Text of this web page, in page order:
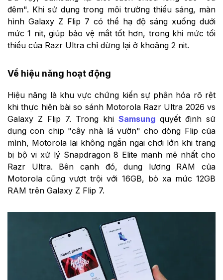
đêm". Khi sử dụng trong môi trường thiếu sáng, màn
hình Galaxy Z Flip 7 có thể hạ độ sáng xuống dưới
mức 1 nit, giúp bảo vệ mắt tốt hơn, trong khi mức tối
thiểu của Razr Ultra chỉ dừng lại ở khoảng 2 nit.
Về hiệu năng hoạt động
Hiệu năng là khu vực chứng kiến sự phân hóa rõ rệt
khi thực hiện bài so sánh Motorola Razr Ultra 2026 vs
Galaxy Z Flip 7. Trong khi Samsung quyết định sử
dụng con chip "cây nhà lá vườn" cho dòng Flip của
mình, Motorola lại không ngần ngại chơi lớn khi trang
bị bộ vi xử lý Snapdragon 8 Elite mạnh mẽ nhất cho
Razr Ultra. Bên cạnh đó, dung lượng RAM của
Motorola cũng vượt trội với 16GB, bỏ xa mức 12GB
RAM trên Galaxy Z Flip 7.